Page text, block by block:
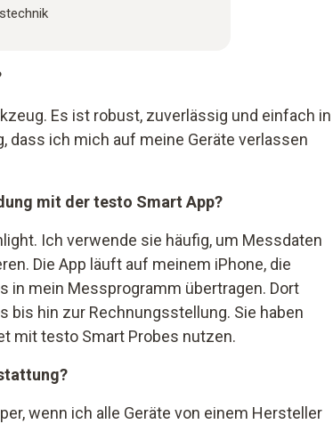
Es ist robust, zuverlässig und einfach in
dass ich mich auf meine Geräte verlassen
mit der testo Smart App?
Ich verwende sie häufig, um Messdaten
Die App läuft auf meinem iPhone, die
in mein Messprogramm übertragen. Dort
bis hin zur Rechnungsstellung. Sie haben
mit testo Smart Probes nutzen.
wenn ich alle Geräte von einem Hersteller